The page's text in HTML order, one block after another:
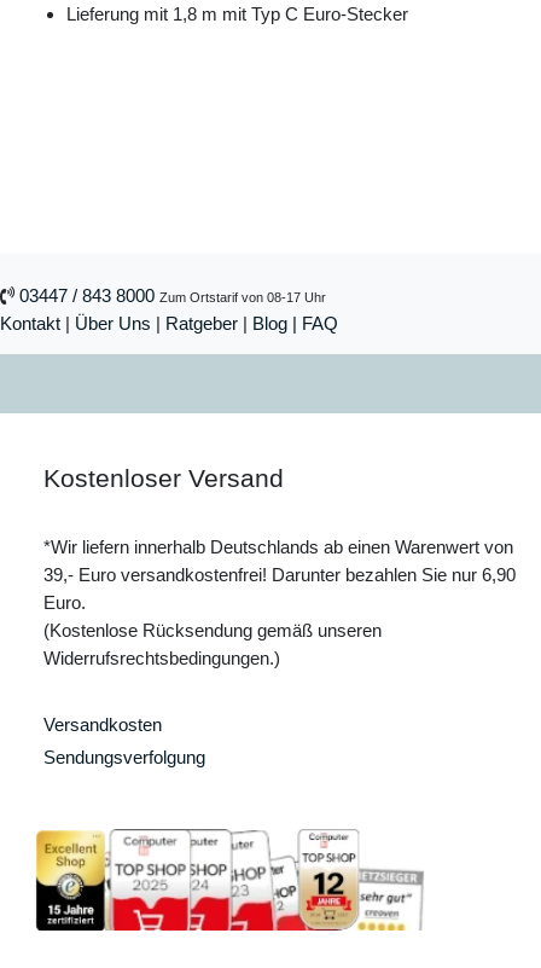
Lieferung mit 1,8 m mit Typ C Euro-Stecker
03447 / 843 8000 Zum Ortstarif von 08-17 Uhr
Kontakt | Über Uns | Ratgeber | Blog | FAQ
Kostenloser Versand
*Wir liefern innerhalb Deutschlands ab einen Warenwert von
39,- Euro versandkostenfrei! Darunter bezahlen Sie nur 6,90
Euro.
(Kostenlose Rücksendung gemäß unseren
Widerrufsrechtsbedingungen.)
Versandkosten
Sendungsverfolgung